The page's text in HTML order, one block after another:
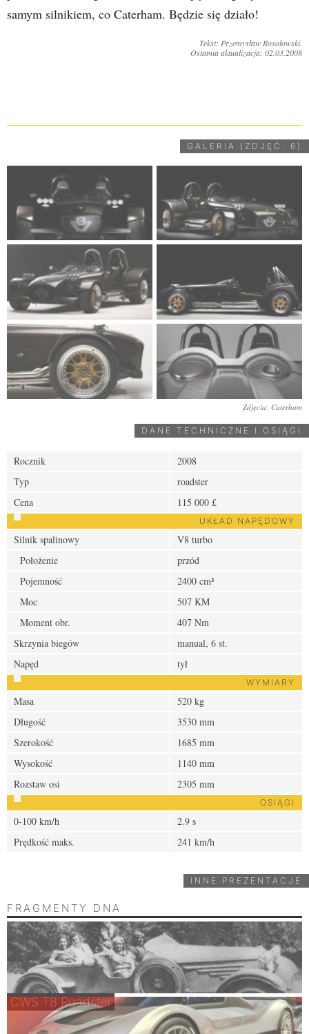
samym silnikiem, co Caterham. Będzie się działo!
Tekst: Przemysław Rosołowski.
Ostatnia aktualizacja: 02.03.2008
GALERIA (ZDJĘĆ: 6)
Zdjęcia: Caterham
DANE TECHNICZNE I OSIĄGI
Rocznik
2008
Typ
roadster
Cena
115 000 £
UKŁAD NAPĘDOWY
Silnik spalinowy
V8 turbo
Położenie
przód
Pojemność
2400 cm³
Moc
507 KM
Moment obr.
407 Nm
Skrzynia biegów
manual, 6 st.
Napęd
tył
WYMIARY
Masa
520 kg
Długość
3530 mm
Szerokość
1685 mm
Wysokość
1140 mm
Rozstaw osi
2305 mm
OSIĄGI
0-100 km/h
2.9 s
Prędkość maks.
241 km/h
INNE PREZENTACJE
FRAGMENTY DNA
CWS T8 Roadster